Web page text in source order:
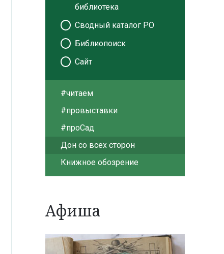
библиотека
Сводный каталог РО
Библиопоиск
Сайт
#читаем
#провыставки
#проСад
Дон со всех сторон
Книжное обозрение
Афиша